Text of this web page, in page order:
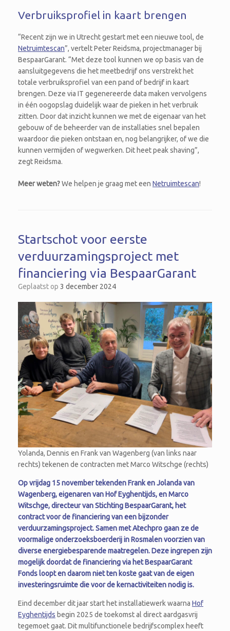
Verbruiksprofiel in kaart brengen
“Recent zijn we in Utrecht gestart met een nieuwe tool, de
Netruimtescan”, vertelt Peter Reidsma, projectmanager bij
BespaarGarant. “Met deze tool kunnen we op basis van de
aansluitgegevens die het meetbedrijf ons verstrekt het
totale verbruiksprofiel van een pand of bedrijf in kaart
brengen. Deze via IT gegenereerde data maken vervolgens
in één oogopslag duidelijk waar de pieken in het verbruik
zitten. Door dat inzicht kunnen we met de eigenaar van het
gebouw of de beheerder van de installaties snel bepalen
waardoor die pieken ontstaan en, nog belangrijker, of we die
kunnen vermijden of wegwerken. Dit heet peak shaving”,
zegt Reidsma.
Meer weten?We helpen je graag met een Netruimtescan!
Startschot voor eerste
verduurzamingsproject met
financiering via BespaarGarant
Geplaatst op 3 december 2024
Yolanda, Dennis en Frank van Wagenberg (van links naar
rechts) tekenen de contracten met Marco Witschge (rechts)
Op vrijdag 15 november tekenden Frank en Jolanda van
Wagenberg, eigenaren van Hof Eyghentijds, en Marco
Witschge, directeur van Stichting BespaarGarant, het
contract voor de financiering van een bijzonder
verduurzamingsproject. Samen met Atechpro gaan ze de
voormalige onderzoeksboerderij in Rosmalen voorzien van
diverse energiebesparende maatregelen. Deze ingrepen zijn
mogelijk doordat de financiering via het BespaarGarant
Fonds loopt en daarom niet ten koste gaat van de eigen
investeringsruimte die voor de kernactiviteiten nodig is.
Eind december dit jaar start het installatiewerk waarna Hof
Eyghentijds begin 2025 de toekomst al direct aardgasvrij
tegemoet gaat. Dit multifunctionele bedrijfscomplex heeft